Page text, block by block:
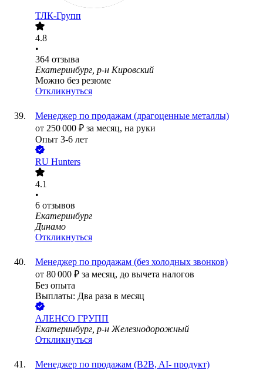
ТЛК-Групп
4.8
•
364 отзыва
Екатеринбург, р-н Кировский
Можно без резюме
Откликнуться
Менеджер по продажам (драгоценные металлы)
от 250 000 ₽ за месяц, на руки
Опыт 3-6 лет
RU Hunters
4.1
•
6 отзывов
Екатеринбург
Динамо
Откликнуться
Менеджер по продажам (без холодных звонков)
от 80 000 ₽ за месяц, до вычета налогов
Без опыта
Выплаты: Два раза в месяц
АЛЕНСО ГРУПП
Екатеринбург, р-н Железнодорожный
Откликнуться
Менеджер по продажам (B2B, AI- продукт)